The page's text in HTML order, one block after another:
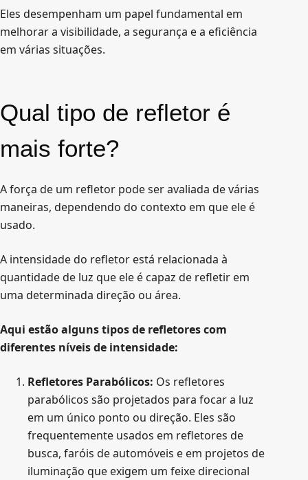
Eles desempenham um papel fundamental em
melhorar a visibilidade, a segurança e a eficiência
em várias situações.
Qual tipo de refletor é
mais forte?
A força de um refletor pode ser avaliada de várias
maneiras, dependendo do contexto em que ele é
usado.
A intensidade do refletor está relacionada à
quantidade de luz que ele é capaz de refletir em
uma determinada direção ou área.
Aqui estão alguns tipos de refletores com
diferentes níveis de intensidade:
Refletores Parabólicos: Os refletores
parabólicos são projetados para focar a luz
em um único ponto ou direção. Eles são
frequentemente usados em refletores de
busca, faróis de automóveis e em projetos de
iluminação que exigem um feixe direcional